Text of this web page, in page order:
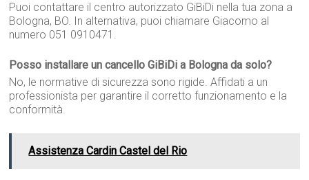
Puoi contattare il centro autorizzato GiBiDi nella tua zona a
Bologna, BO. In alternativa, puoi chiamare Giacomo al
numero 051 0910471.
Posso installare un cancello GiBiDi a Bologna da solo?
No, le normative di sicurezza sono rigide. Affidati a un
professionista per garantire il corretto funzionamento e la
conformità.
Assistenza Cardin Castel del Rio